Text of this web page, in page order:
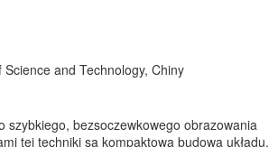
and Technology, Chiny
szybkiego, bezsoczewkowego obrazowania
tej techniki są kompaktowa budowa układu,